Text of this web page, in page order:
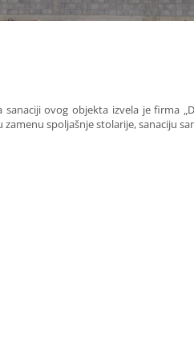
sanaciji ovog objekta izvela je firma
spoljašnje stolarije, sanaciju